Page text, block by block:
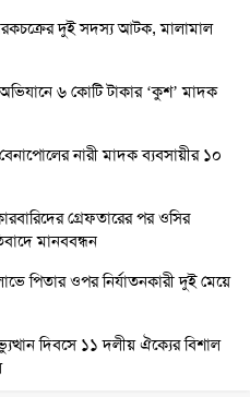
দুই সদস্য আটক, মালামাল
অভিযানে ৬ কোটি টাকার ‘কুশ’ মাদক
নারী মাদক ব্যবসায়ীর ১০
গ্রেফতারের পর ওসির
মানববন্ধন
পিতার ওপর নির্যাতনকারী দুই মেয়ে
দিবসে ১১ দলীয় ঐক্যের বিশাল